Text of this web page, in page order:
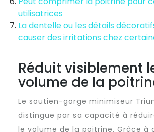
utilisatrices
La dentelle ou les détails
causer des irritations chez
Réduit visiblement
volume de la
Le soutien-gorge minimiseur
distingue par sa capacité à
le volume de la poitrine. Grâce à